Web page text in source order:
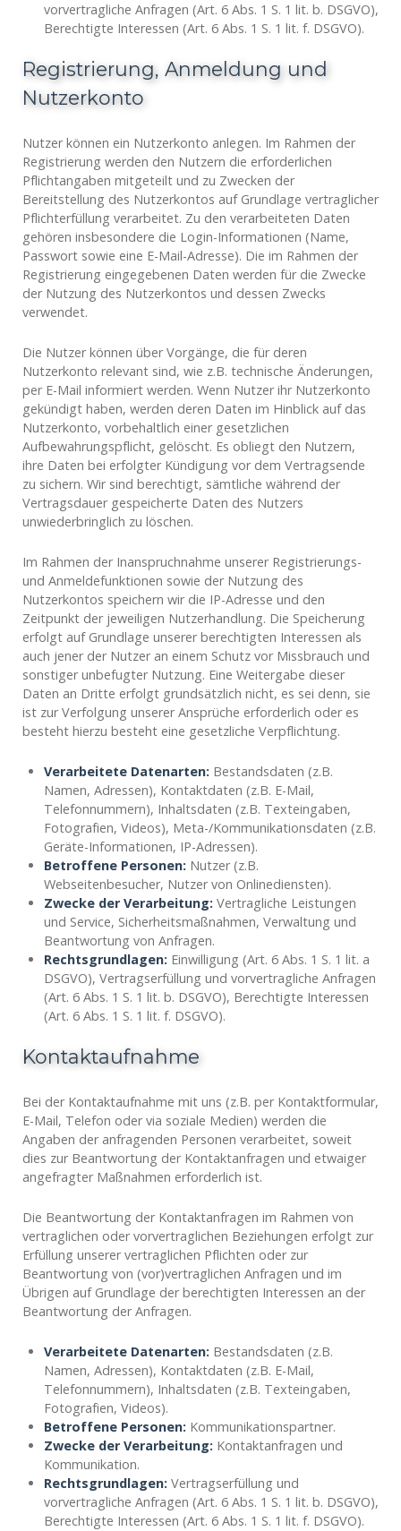
vorvertragliche Anfragen (Art. 6 Abs. 1 S. 1 lit. b. DSGVO),
Berechtigte Interessen (Art. 6 Abs. 1 S. 1 lit. f. DSGVO).
Registrierung, Anmeldung und
Nutzerkonto
Nutzer können ein Nutzerkonto anlegen. Im Rahmen der
Registrierung werden den Nutzern die erforderlichen
Pflichtangaben mitgeteilt und zu Zwecken der
Bereitstellung des Nutzerkontos auf Grundlage vertraglicher
Pflichterfüllung verarbeitet. Zu den verarbeiteten Daten
gehören insbesondere die Login-Informationen (Name,
Passwort sowie eine E-Mail-Adresse). Die im Rahmen der
Registrierung eingegebenen Daten werden für die Zwecke
der Nutzung des Nutzerkontos und dessen Zwecks
verwendet.
Die Nutzer können über Vorgänge, die für deren
Nutzerkonto relevant sind, wie z.B. technische Änderungen,
per E-Mail informiert werden. Wenn Nutzer ihr Nutzerkonto
gekündigt haben, werden deren Daten im Hinblick auf das
Nutzerkonto, vorbehaltlich einer gesetzlichen
Aufbewahrungspflicht, gelöscht. Es obliegt den Nutzern,
ihre Daten bei erfolgter Kündigung vor dem Vertragsende
zu sichern. Wir sind berechtigt, sämtliche während der
Vertragsdauer gespeicherte Daten des Nutzers
unwiederbringlich zu löschen.
Im Rahmen der Inanspruchnahme unserer Registrierungs-
und Anmeldefunktionen sowie der Nutzung des
Nutzerkontos speichern wir die IP-Adresse und den
Zeitpunkt der jeweiligen Nutzerhandlung. Die Speicherung
erfolgt auf Grundlage unserer berechtigten Interessen als
auch jener der Nutzer an einem Schutz vor Missbrauch und
sonstiger unbefugter Nutzung. Eine Weitergabe dieser
Daten an Dritte erfolgt grundsätzlich nicht, es sei denn, sie
ist zur Verfolgung unserer Ansprüche erforderlich oder es
besteht hierzu besteht eine gesetzliche Verpflichtung.
Verarbeitete Datenarten: Bestandsdaten (z.B.
Namen, Adressen), Kontaktdaten (z.B. E-Mail,
Telefonnummern), Inhaltsdaten (z.B. Texteingaben,
Fotografien, Videos), Meta-/Kommunikationsdaten (z.B.
Geräte-Informationen, IP-Adressen).
Betroffene Personen: Nutzer (z.B.
Webseitenbesucher, Nutzer von Onlinediensten).
Zwecke der Verarbeitung: Vertragliche Leistungen
und Service, Sicherheitsmaßnahmen, Verwaltung und
Beantwortung von Anfragen.
Rechtsgrundlagen: Einwilligung (Art. 6 Abs. 1 S. 1 lit. a
DSGVO), Vertragserfüllung und vorvertragliche Anfragen
(Art. 6 Abs. 1 S. 1 lit. b. DSGVO), Berechtigte Interessen
(Art. 6 Abs. 1 S. 1 lit. f. DSGVO).
Kontaktaufnahme
Bei der Kontaktaufnahme mit uns (z.B. per Kontaktformular,
E-Mail, Telefon oder via soziale Medien) werden die
Angaben der anfragenden Personen verarbeitet, soweit
dies zur Beantwortung der Kontaktanfragen und etwaiger
angefragter Maßnahmen erforderlich ist.
Die Beantwortung der Kontaktanfragen im Rahmen von
vertraglichen oder vorvertraglichen Beziehungen erfolgt zur
Erfüllung unserer vertraglichen Pflichten oder zur
Beantwortung von (vor)vertraglichen Anfragen und im
Übrigen auf Grundlage der berechtigten Interessen an der
Beantwortung der Anfragen.
Verarbeitete Datenarten: Bestandsdaten (z.B.
Namen, Adressen), Kontaktdaten (z.B. E-Mail,
Telefonnummern), Inhaltsdaten (z.B. Texteingaben,
Fotografien, Videos).
Betroffene Personen: Kommunikationspartner.
Zwecke der Verarbeitung: Kontaktanfragen und
Kommunikation.
Rechtsgrundlagen: Vertragserfüllung und
vorvertragliche Anfragen (Art. 6 Abs. 1 S. 1 lit. b. DSGVO),
Berechtigte Interessen (Art. 6 Abs. 1 S. 1 lit. f. DSGVO).